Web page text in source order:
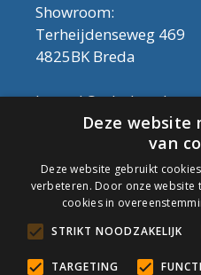
Showroom:
Terheijdenseweg 469
4825BK Breda
Let op!
halen in de showroom.
contant geld betaald
Tel: 076-3030554
Email:
KVK: 59667419
Algemene Voorwaarden
Deze website
van
Deze website gebruikt
verbeteren. Door onze website
cookies in
STRIKT NOODZAKELIJK
TARGETING